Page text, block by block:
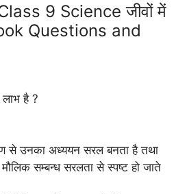
9 Science जीवों में
Questions and
लाभ है ?
से उनका अध्ययन सरल बनता है तथा
मौलिक सम्बन्ध सरलता से स्पष्ट हो जाते